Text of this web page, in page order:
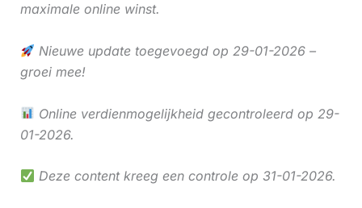
maximale online winst.
Nieuwe update toegevoegd op 29-01-2026 –
groei mee!
Online verdienmogelijkheid gecontroleerd op 29-
01-2026.
Deze content kreeg een controle op 31-01-2026.